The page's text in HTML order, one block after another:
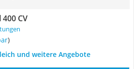
CV
)
und weitere Angebote